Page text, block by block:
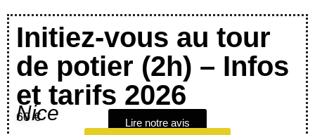
Initiez-vous au tour
de potier (2h) – Infos
et tarifs 2026
Nice
60 €
Lire notre avis